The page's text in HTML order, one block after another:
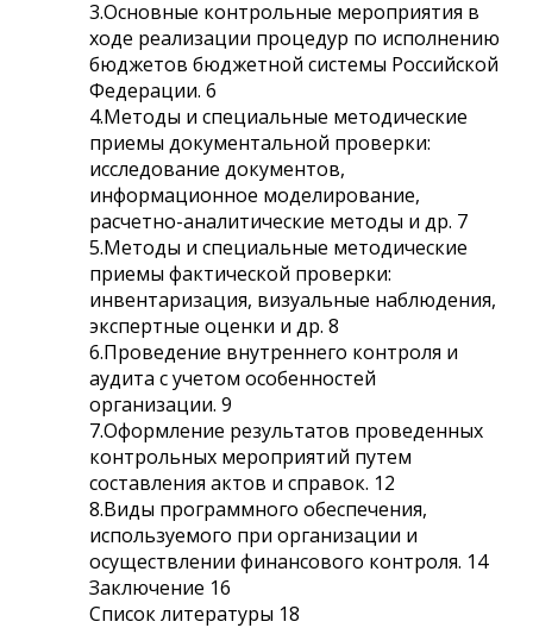
3.Основные контрольные мероприятия в
ходе реализации процедур по исполнению
бюджетов бюджетной системы Российской
Федерации. 6
4.Методы и специальные методические
приемы документальной проверки:
исследование документов,
информационное моделирование,
расчетно-аналитические методы и др. 7
5.Методы и специальные методические
приемы фактической проверки:
инвентаризация, визуальные наблюдения,
экспертные оценки и др. 8
6.Проведение внутреннего контроля и
аудита с учетом особенностей
организации. 9
7.Оформление результатов проведенных
контрольных мероприятий путем
составления актов и справок. 12
8.Виды программного обеспечения,
используемого при организации и
осуществлении финансового контроля. 14
Заключение 16
Список литературы 18